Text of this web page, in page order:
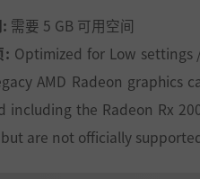
需要 5 GB 可用空间
: Optimized for Low settings
AMD Radeon graphics
including the Radeon Rx
are not officially